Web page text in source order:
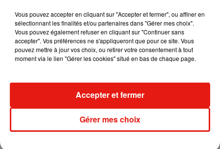
Musique
dans son nouveau clip
Vous pouvez accepter en cliquant sur "Accepter et fermer", ou affiner en
sélectionnant les finalités et/ou partenaires dans "Gérer mes choix".
Vous pouvez également refuser en cliquant sur "Continuer sans
accepter". Vos préférences ne s'appliqueront que pour ce site. Vous
pouvez mettre à jour vos choix, ou retirer votre consentement à tout
moment via le lien "Gérer les cookies" situé en bas de chaque page.
Gérer mes choix
Accepter et fermer